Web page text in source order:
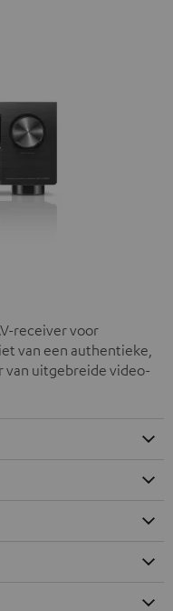
receiver voor
van een authentieke,
van uitgebreide video-